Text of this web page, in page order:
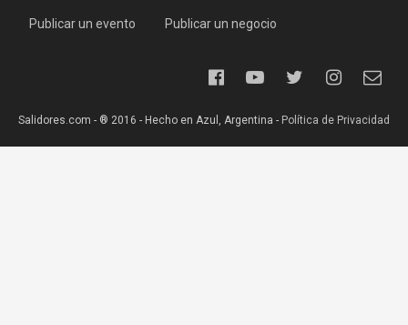
Publicar un evento Publicar un negocio
Salidores.com - ® 2016 - Hecho en Azul, Argentina - Política de Privacidad